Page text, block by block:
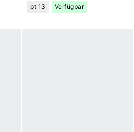
pt 13 Verfügbar